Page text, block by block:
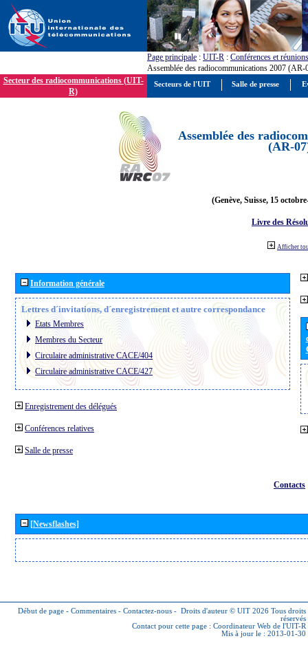
Page principale : UIT-R : Conférences et réunions
Assemblée des radiocommunications 2007 (AR-
Secteur des radiocommunications (UIT-
R)
Assemblée des
(AR-
(Genève, Suisse, 15
Livre des
Afficher
Information générale
Lettres d´invitations, d´enregistrement et autre correspondance
Etats Membres
Membres du Secteur
Circulaire administrative CACE/404
Circulaire administrative CACE/427
Enregistrement des délégués
Conférences relatives
Salle de presse
Contacts
[Newsflashes]
Début de page - Commentaires - Contactez-nous - Droits d'auteur © UIT 2026 Tous droits
réservés
Contact pour cette page : Coordinateur Web de l'UIT-R
Mis à jour le : 2013-01-30
Secteurs de l'UIT Salle de presse